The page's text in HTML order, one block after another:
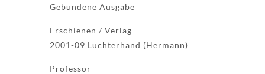
Gebundene Ausgabe
Erschienen / Verlag
2001-09 Luchterhand (Hermann)
Professor